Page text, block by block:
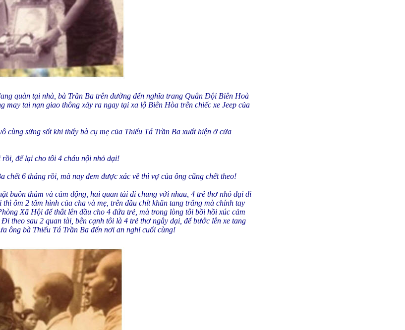
quàn tại nhà, bà Trần Ba trên đường đến nghĩa trang Quân Đội Biên Hoà
may tai nạn giao thông xảy ra ngay tại xa lộ Biên Hòa trên chiếc xe Jeep của
cùng sửng sốt khi thấy bà cụ mẹ của Thiếu Tá Trần Ba xuất hiện ở cửa
để lại cho tôi 4 cháu nội nhỏ dại!
chết 6 tháng rồi, mà nay đem được xác về thì vợ của ông cũng chết theo!
buồn thảm và cảm động, hai quan tài đi chung với nhau, 4 trẻ thơ nhỏ dại đi
ôm 2 tấm hình của cha và mẹ, trên đầu chít khăn tang trắng mà chính tay
Xã Hội để thắt lên đầu cho 4 đứa trẻ, mà trong lòng tôi bồi hồi xúc cảm
theo sau 2 quan tài, bên cạnh tôi là 4 trẻ thơ ngây dại, để bước lên xe tang
ông bà Thiếu Tá Trần Ba đến nơi an nghỉ cuối cùng!